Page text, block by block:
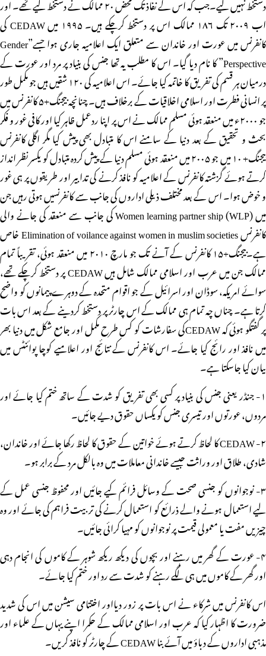
اب ۲۰۰۹ تک ۱۸۶ ممالک اس پر دستخط کرچکے ہیں۔ ۱۹۹۵ میں CEDAW کی
کانفرنس میں عورت اور خاندان سے متعلق ایک اعلامیہ جاری ہوا جسے”Gender
Perspective” کا نام دیا گیا۔ اس کا مطلب یہ تھا جنس کی بنیاد پر مرد اور عورت کے
درمیان ہر قسم کی تفریق کا خاتمہ کیا جائے۔ اس اعلامیہ کی ۱۲۰ شقیں ہیں جو مکمل طور
پر انسانی فطرت اور اسلامی اخلاقیات کے برخلاف ہیں۔ چنانچہ بیجنگ+۵ کانفرنس میں
جو ۲۰۰۰ء میں منعقد ہوئی مسلم ممالک نے اس پر اپنا ردعمل ظاہر کیا اور کافی غور و فکر
بحث و تحقیق کے بعد دنیا کے سامنے اس کا متبادل بھی پیش کیا مگر اگلی کانفرنس
بیجنگ+ ۱۰ میں جو ۲۰۰۵ میں منعقد ہوئی مسلم دنیا کے پیش کردہ متبادل کو یکسر نظر انداز
کرتے ہوئے گزشتہ کانفرنس کے اعلامیہ کو نافذ کرنے کی تدابیر اور طریقوں پر ہی غور
و خوض ہوا۔ اس کے بعد مختلف ذیلی اداروں کی جانب سے کانفرنسیں ہوتی رہیں جن
میں Women learning partner ship (WLP) کی جانب سے منعقد کی جانے والی
کانفرنس Elimination of voilance against women in muslim societies خاص
ہے۔بیجنگ+۱۵ کانفرنس کے آنے تک جو مارچ ۲۰۱۰ میں منعقد ہوئی، تقریباً تمام
ممالک جن میں عرب اور اسلامی ممالک شامل ہیں CEDAW پر دستخط کرچکے تھے،
سوائے امریکہ، سوڈان اور اسرائیل کے جو اقوام متحدہ کے دوہرے پیمانوں کو واضح
کرتا ہے۔ چناں چہ تمام ہی ممالک کے اس چارٹر پر دستخط کردینے کے بعد اس بات
پر گفتگو ہوئی کہ CEDAWکی سفارشات کو کس طرح مکمل اور جامع شکل میں دنیا بھر
میں نافذ اور رائج کیا جائے۔ اس کانفرنس کے نتائج اور اعلامیے کوچا پوائنٹس میں
بیان کیا جاسکتا ہے۔
۱- جنڈر یعنی جنس کی بنیاد پر کسی بھی تفریق کو شدت کے ساتھ ختم کیا جائے اور
مردوں، عورتوں اور تیسری جنس کو یکساں حقوق دیے جائیں۔
۲- CEDAW کا لحاظ کرتے ہوئے خواتین کے حقوق کا لحاظ رکھا جائے اور خاندان،
شادی، طلاق اور وراثت جیسے خاندانی معاملات میں وہ بالکل مرد کے برابر ہو۔
۳- نوجوانوں کو جنسی صحت کے وسائل فرائم کیے جائیں اور محفوظ جنسی عمل کے
لیے استعمال ہونے والے ذرائع کو استعمال کرنے کی تربیت فراہم کی جائے اور وہ
چیزیں مفت یا معمولی قیمت پر نوجوانوں کو مہیا کرائی جائیں۔
۴- عورت کے گھر میں رہنے اور بچوں کی دیکھ ریکھ شوہر کے کاموں کی انجام دہی
اور گھر کے کاموں میں ہی لگے رہنے کو شدت سے رد اور ختم کیا جائے۔
اس کانفرنس میں شرکاء نے اس بات پر زور دیااور اختتامی سیشن میں اس کی شدید
ضرورت کا اظہار کیا کہ عرب اور اسلامی ممالک کے حکمرا اپنے یہاں کے علماء اور
مذہبی اداروں کے دباؤ میں آئے بنا CEDAW کے چارٹر کو نافذ کریں۔